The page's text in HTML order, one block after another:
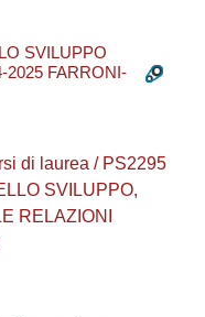
SVILUPPO
2025 FARRONI-
di laurea / PS2295
SVILUPPO,
RELAZIONI